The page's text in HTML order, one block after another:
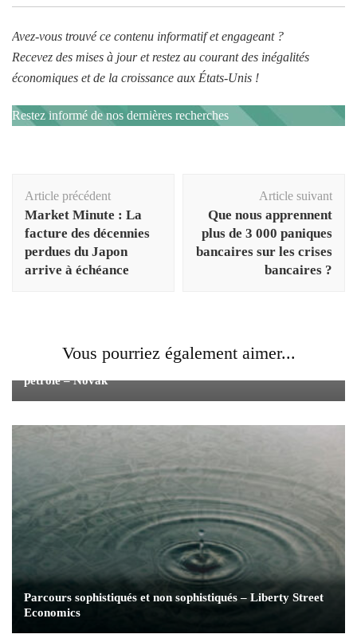
Avez-vous trouvé ce contenu informatif et engageant ?
Recevez des mises à jour et restez au courant des inégalités
économiques et de la croissance aux États-Unis !
Restez informé de nos dernières recherches
d'article
Article précédent
Market Minute : La
facture des décennies
perdues du Japon
arrive à échéance
Article suivant
Que nous apprennent
plus de 3 000 paniques
bancaires sur les crises
bancaires ?
Vous pourriez également aimer...
La Russie n'a pas l'intention d'augmenter la production de
pétrole – Novak
Parcours sophistiqués et non sophistiqués – Liberty Street
Economics